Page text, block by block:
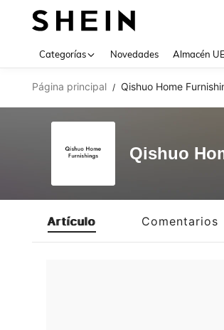
Categorías Novedades Almacén UE
Página principal / Qishuo Home
Qishuo
Artículo Comentarios